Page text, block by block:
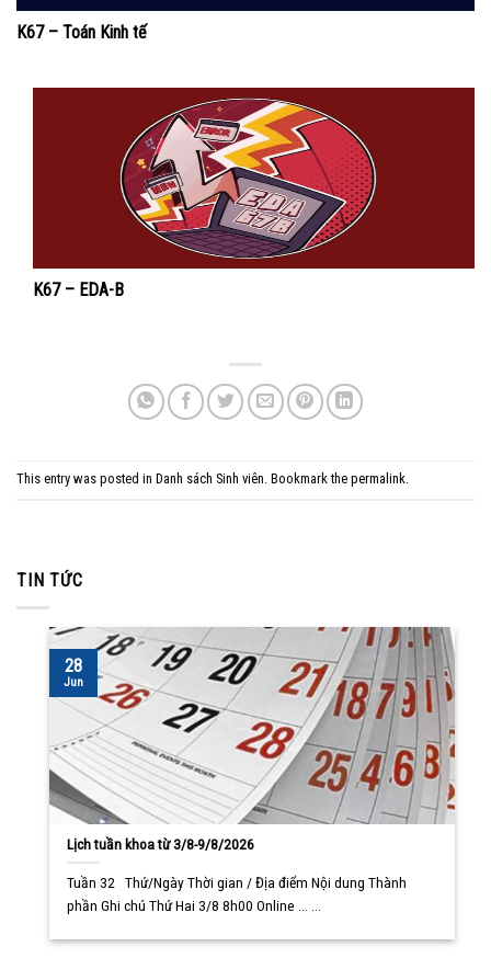
K67 – Toán Kinh tế
K67 – EDA-B
This entry was posted in Danh sách Sinh viên. Bookmark the permalink.
TIN TỨC
Lịch tuần khoa từ 3/8-9/8/2026
Tuần 32 Thứ/Ngày Thời gian / Địa điểm Nội dung Thành
phần Ghi chú Thứ Hai 3/8 8h00 Online ... ...
28
Jun